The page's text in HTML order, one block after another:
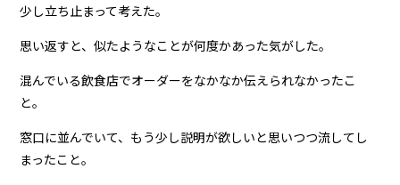
少し立ち止まって考えた。
思い返すと、似たようなことが何度かあった気がした。
混んでいる飲食店でオーダーをなかなか伝えられなかったこ
と。
窓口に並んでいて、もう少し説明が欲しいと思いつつ流してし
まったこと。